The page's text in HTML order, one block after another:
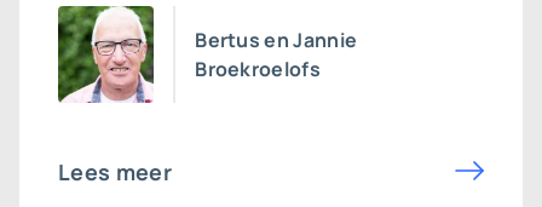
Bertus en Jannie
Broekroelofs
Lees meer